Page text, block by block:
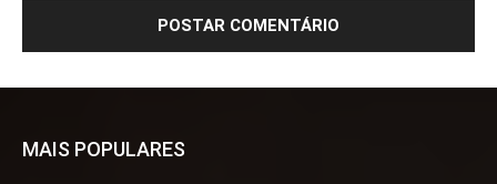
MAIS POPULARES